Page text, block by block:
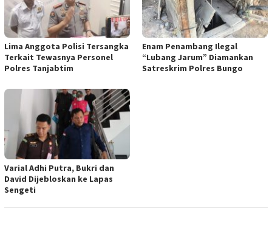
Lima Anggota Polisi Tersangka
Terkait Tewasnya Personel
Polres Tanjabtim
Enam Penambang Ilegal
“Lubang Jarum” Diamankan
Satreskrim Polres Bungo
Varial Adhi Putra, Bukri dan
David Dijebloskan ke Lapas
Sengeti